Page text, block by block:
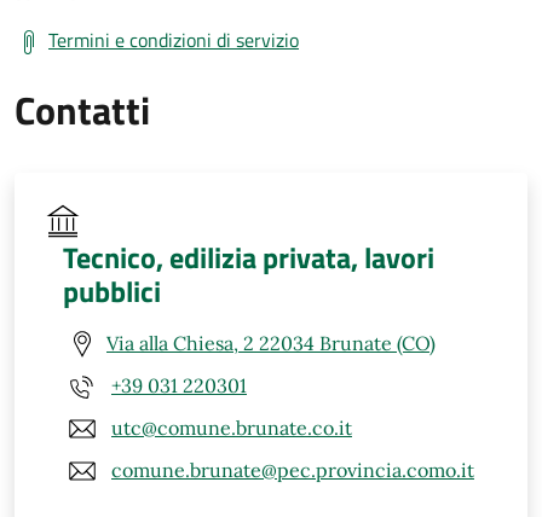
Termini e condizioni di servizio
Contatti
Tecnico, edilizia privata, lavori
pubblici
Via alla Chiesa, 2 22034 Brunate (CO)
+39 031 220301
utc@comune.brunate.co.it
comune.brunate@pec.provincia.como.it